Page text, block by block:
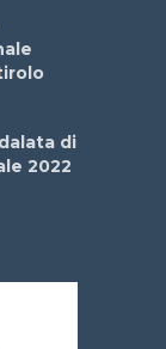
di
2022